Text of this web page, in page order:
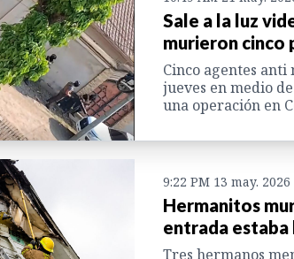
Sale a la luz
murieron cinco
Cinco agentes
jueves en medio
una operación en
9:22 PM 13 may. 2026
Hermanitos
entrada estaba
Tres hermanos